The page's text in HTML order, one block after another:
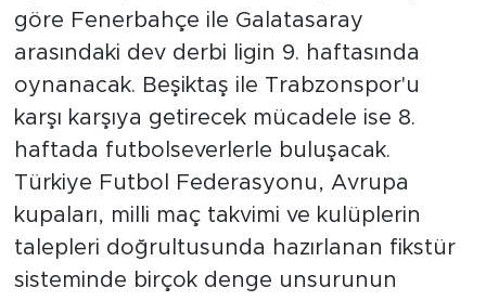
göre Fenerbahçe ile Galatasaray
arasındaki dev derbi ligin 9. haftasında
oynanacak. Beşiktaş ile Trabzonspor'u
karşı karşıya getirecek mücadele ise 8.
haftada futbolseverlerle buluşacak.
Türkiye Futbol Federasyonu, Avrupa
kupaları, milli maç takvimi ve kulüplerin
talepleri doğrultusunda hazırlanan fikstür
sisteminde birçok denge unsurunun